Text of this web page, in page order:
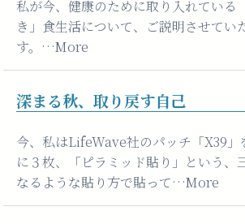
私が今、健康のために取り入れている
き」食生活について、ご説明させてい
す。…More
深まる秋、取り戻す自己
今、私はLifeWave社のパッチ「X39」
に３枚、「ピラミッド貼り」という、
なるような貼り方で貼って…More